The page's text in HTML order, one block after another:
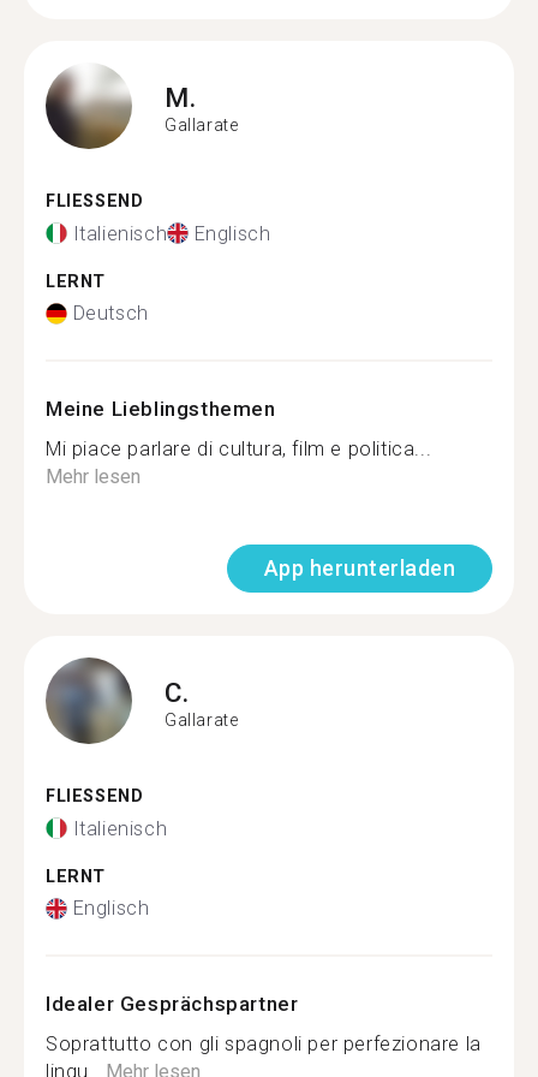
M.
Gallarate
FLIESSEND
Italienisch Englisch
LERNT
Deutsch
Meine Lieblingsthemen
Mi piace parlare di cultura, film e politica...
Mehr lesen
App herunterladen
C.
Gallarate
FLIESSEND
Italienisch
LERNT
Englisch
Idealer Gesprächspartner
Soprattutto con gli spagnoli per perfezionare la
lingu... Mehr lesen